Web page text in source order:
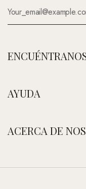
Ver Nuestra Tienda
AYUDA
Política de Privacidad
Preguntas Frecuentes
ACERCA DE
Visitar Nuestra Tienda